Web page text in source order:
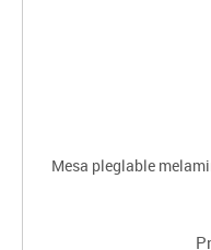
Mesa pleglable